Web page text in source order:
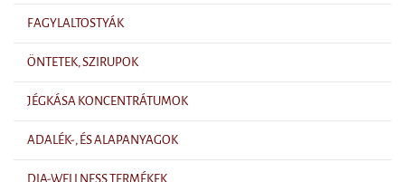
FAGYLALTOSTYÁK
ÖNTETEK, SZIRUPOK
JÉGKÁSA KONCENTRÁTUMOK
ADALÉK-, ÉS ALAPANYAGOK
DIA-WELLNESS TERMÉKEK